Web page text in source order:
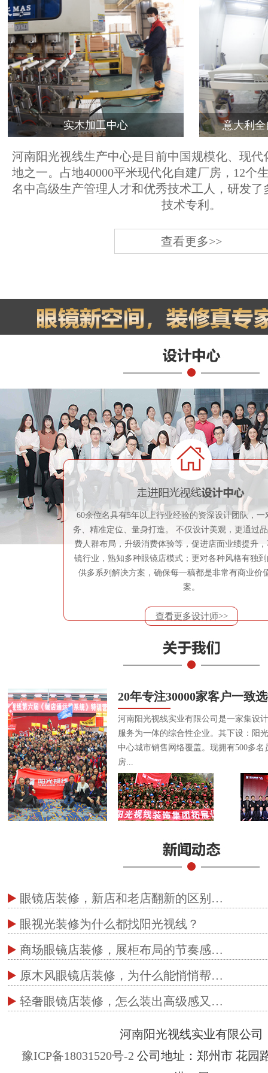
实木加工中心 意大利
河南阳光视线生产中心是目前中国规模化、现代
地之一。占地40000平米现代化自建厂房，12个
名中高级生产管理人才和优秀技术工人，研发了
技术专利。
查看更多>>
60余位名具有5年以上行业经验的资深设计团队，一
务、精准定位、量身打造。 不仅设计美观，更通过
费人群布局，升级消费体验等，促进店面业绩提升
镜行业，熟知多种眼镜店模式；更对各种风格有独
供多系列解决方案，确保每一稿都是非常有商业价
案。
查看更多设计师>>
20年专注30000家客户一致
河南阳光视线实业有限公司是一家集设
服务为一体的综合性企业。其下设：阳
中心城市销售网络覆盖。现拥有500多
房...
眼镜店装修，新店和老店翻新的区别…
眼视光装修为什么都找阳光视线？
商场眼镜店装修，展柜布局的节奏感…
原木风眼镜店装修，为什么能悄悄帮…
轻奢眼镜店装修，怎么装出高级感又…
河南阳光视线实业有限公司
豫ICP备18031520号-2 公司地址：郑州市 花园